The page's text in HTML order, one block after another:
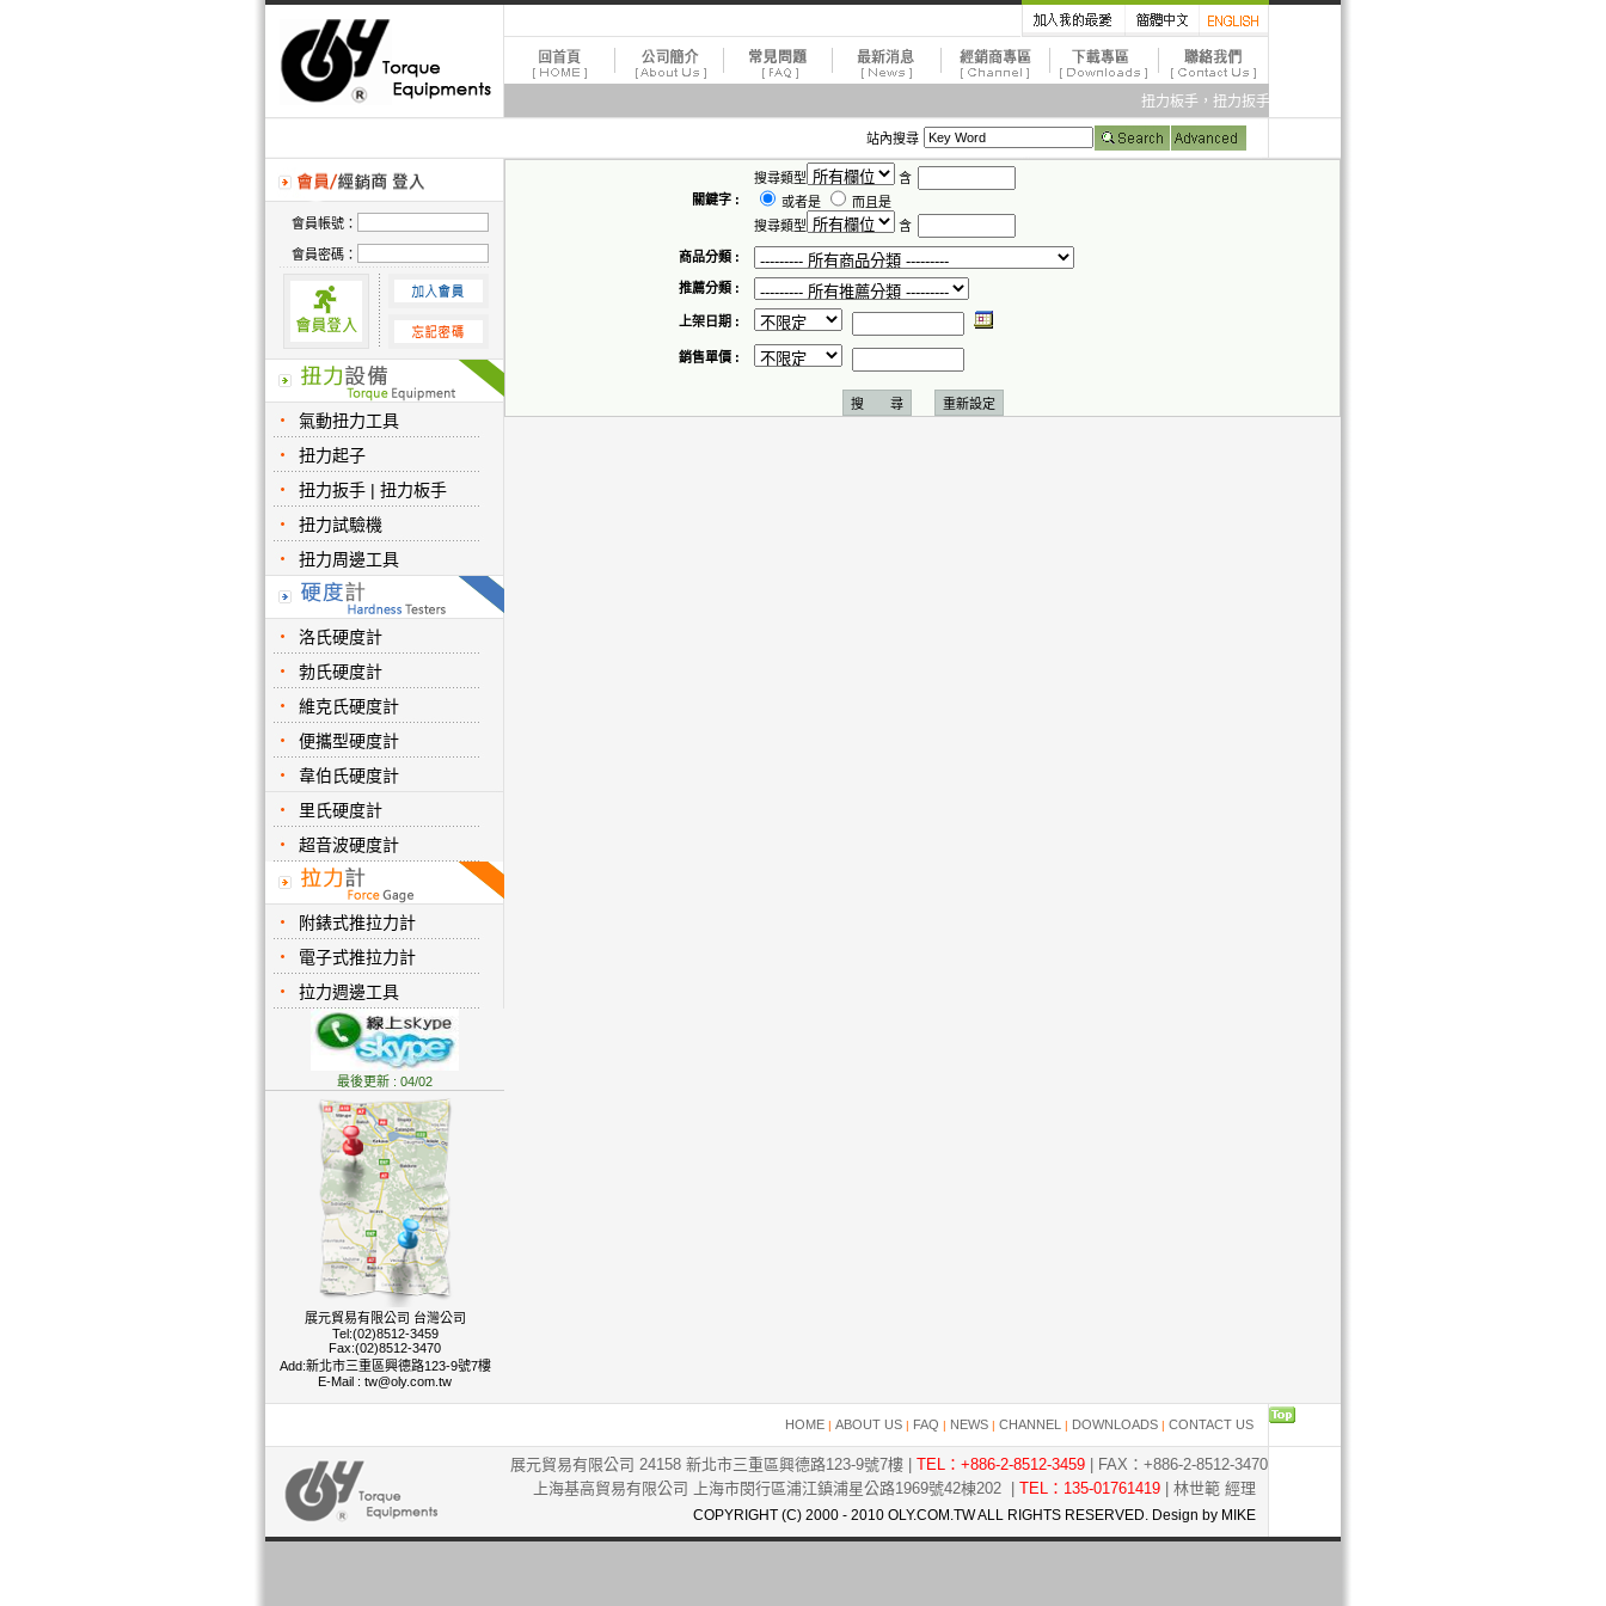
扭力板手，扭力扳手，扭力起子，扭力計，扭力試驗機，扭力倍力器，
站內搜尋
會員帳號：
會員密碼：
氣動扭力工具
扭力起子
扭力扳手 | 扭力板手
扭力試驗機
扭力周邊工具
洛氏硬度計
勃氏硬度計
維克氏硬度計
便攜型硬度計
韋伯氏硬度計
里氏硬度計
超音波硬度計
附錶式推拉力計
電子式推拉力計
拉力週邊工具
最後更新 : 04/02
展元貿易有限公司 台灣公司
Tel:(02)8512-3459
Fax:(02)8512-3470
Add:新北市三重區興德路123-9號7樓
E-Mail : tw@oly.com.tw
關鍵字 :
搜尋類型
含
或者是
而且是
搜尋類型
含
商品分類 :
推薦分類 :
上架日期 :
銷售單價 :
HOME | ABOUT US | FAQ | NEWS | CHANNEL | DOWNLOADS | CONTACT US
展元貿易有限公司 24158 新北市三重區興德路123-9號7樓 | TEL：+886-2-8512-3459 | FAX：+886-2-8512-3470
上海基高貿易有限公司 上海市閔行區浦江鎮浦星公路1969號42棟202 | TEL：135-01761419 | 林世範 經理
COPYRIGHT (C) 2000 - 2010 OLY.COM.TW ALL RIGHTS RESERVED. Design by MIKE